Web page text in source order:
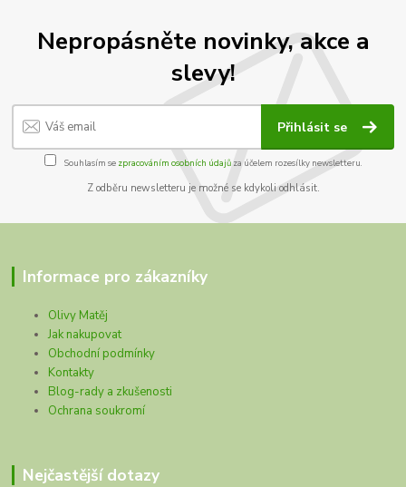
Nepropásněte novinky, akce a
slevy!
Přihlásit se
Souhlasím se zpracováním osobních údajůza účelem rozesílky newsletteru.
Z odběru newsletteru je možné se kdykoli odhlásit.
Informace pro zákazníky
Olivy Matěj
Jak nakupovat
Obchodní podmínky
Kontakty
Blog-rady a zkušenosti
Ochrana soukromí
Nejčastější dotazy